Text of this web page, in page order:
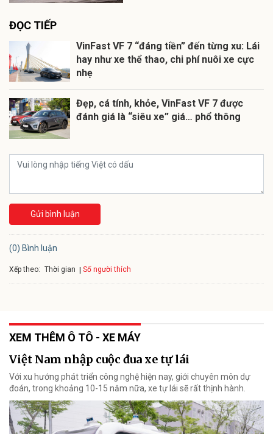
ĐỌC TIẾP
VinFast VF 7 “đáng tiền” đến từng xu: Lái
hay như xe thể thao, chi phí nuôi xe cực
nhẹ
Đẹp, cá tính, khỏe, VinFast VF 7 được
đánh giá là “siêu xe” giá… phổ thông
Gửi bình luận
(0) Bình luận
Xếp theo: Thời gian Số người thích
XEM THÊM Ô TÔ - XE MÁY
Việt Nam nhập cuộc đua xe tự lái
Với xu hướng phát triển công nghệ hiện nay, giới chuyên môn dự
đoán, trong khoảng 10-15 năm nữa, xe tự lái sẽ rất thịnh hành.